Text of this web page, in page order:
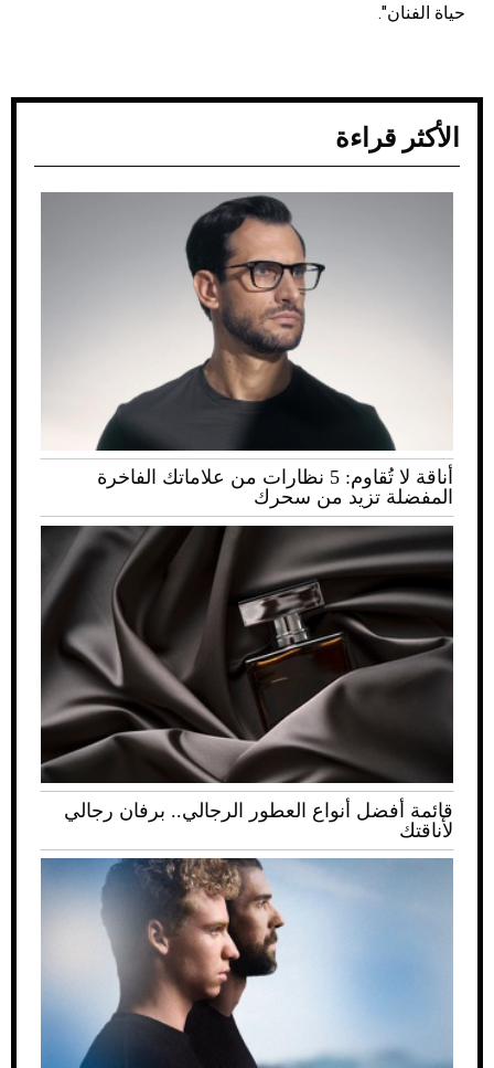
حياة الفنان".
الأكثر قراءة
أناقة لا تُقاوم: 5 نظارات من علاماتك الفاخرة
المفضلة تزيد من سحرك
قائمة أفضل أنواع العطور الرجالي.. برفان رجالي
لأناقتك